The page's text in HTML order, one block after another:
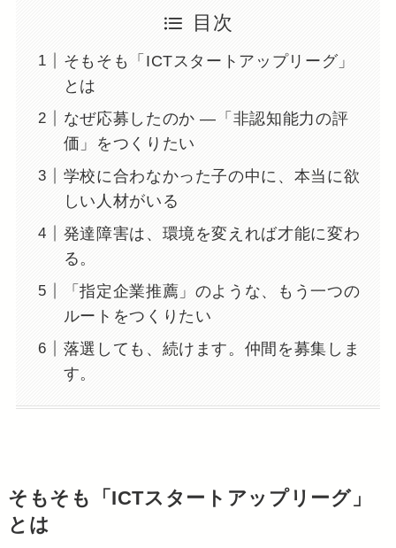
目次
そもそも「ICTスタートアップリーグ」
とは
なぜ応募したのか —「非認知能力の評
価」をつくりたい
学校に合わなかった子の中に、本当に欲
しい人材がいる
発達障害は、環境を変えれば才能に変わ
る。
「指定企業推薦」のような、もう一つの
ルートをつくりたい
落選しても、続けます。仲間を募集しま
す。
そもそも「ICTスタートアップリーグ」
とは